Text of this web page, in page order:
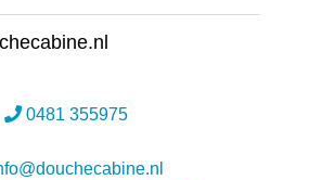
0481 355975